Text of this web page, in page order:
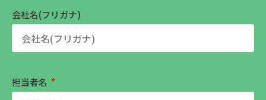
会社名(フリガナ)
担当者名